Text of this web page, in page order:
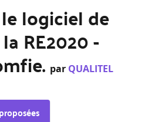
logiciel de
RE2020 -
par QUALITEL